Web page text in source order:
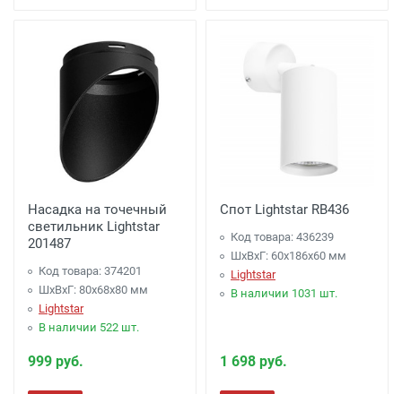
Насадка на точечный
светильник Lightstar
201487
Код товара: 374201
ШхВхГ: 80x68x80 мм
Lightstar
В наличии 522 шт.
999 руб.
Спот Lightstar RB436
Код товара: 436239
ШхВхГ: 60x186x60 мм
Lightstar
В наличии 1031 шт.
1 698 руб.